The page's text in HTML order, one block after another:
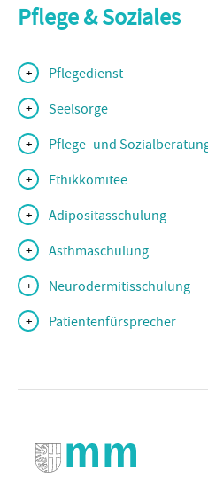
Pflege & Soziales
Pflegedienst
Seelsorge
Pflege- und
Ethikkomitee
Adipositasschulung
Asthmaschulung
Neurodermitisschulung
Patientenfürsprecher